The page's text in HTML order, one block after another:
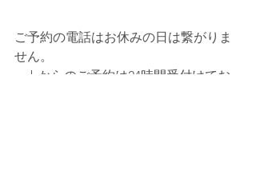
ご予約の電話はお休みの日は繋がりま
せん。
webからのご予約は24時間受付けてお